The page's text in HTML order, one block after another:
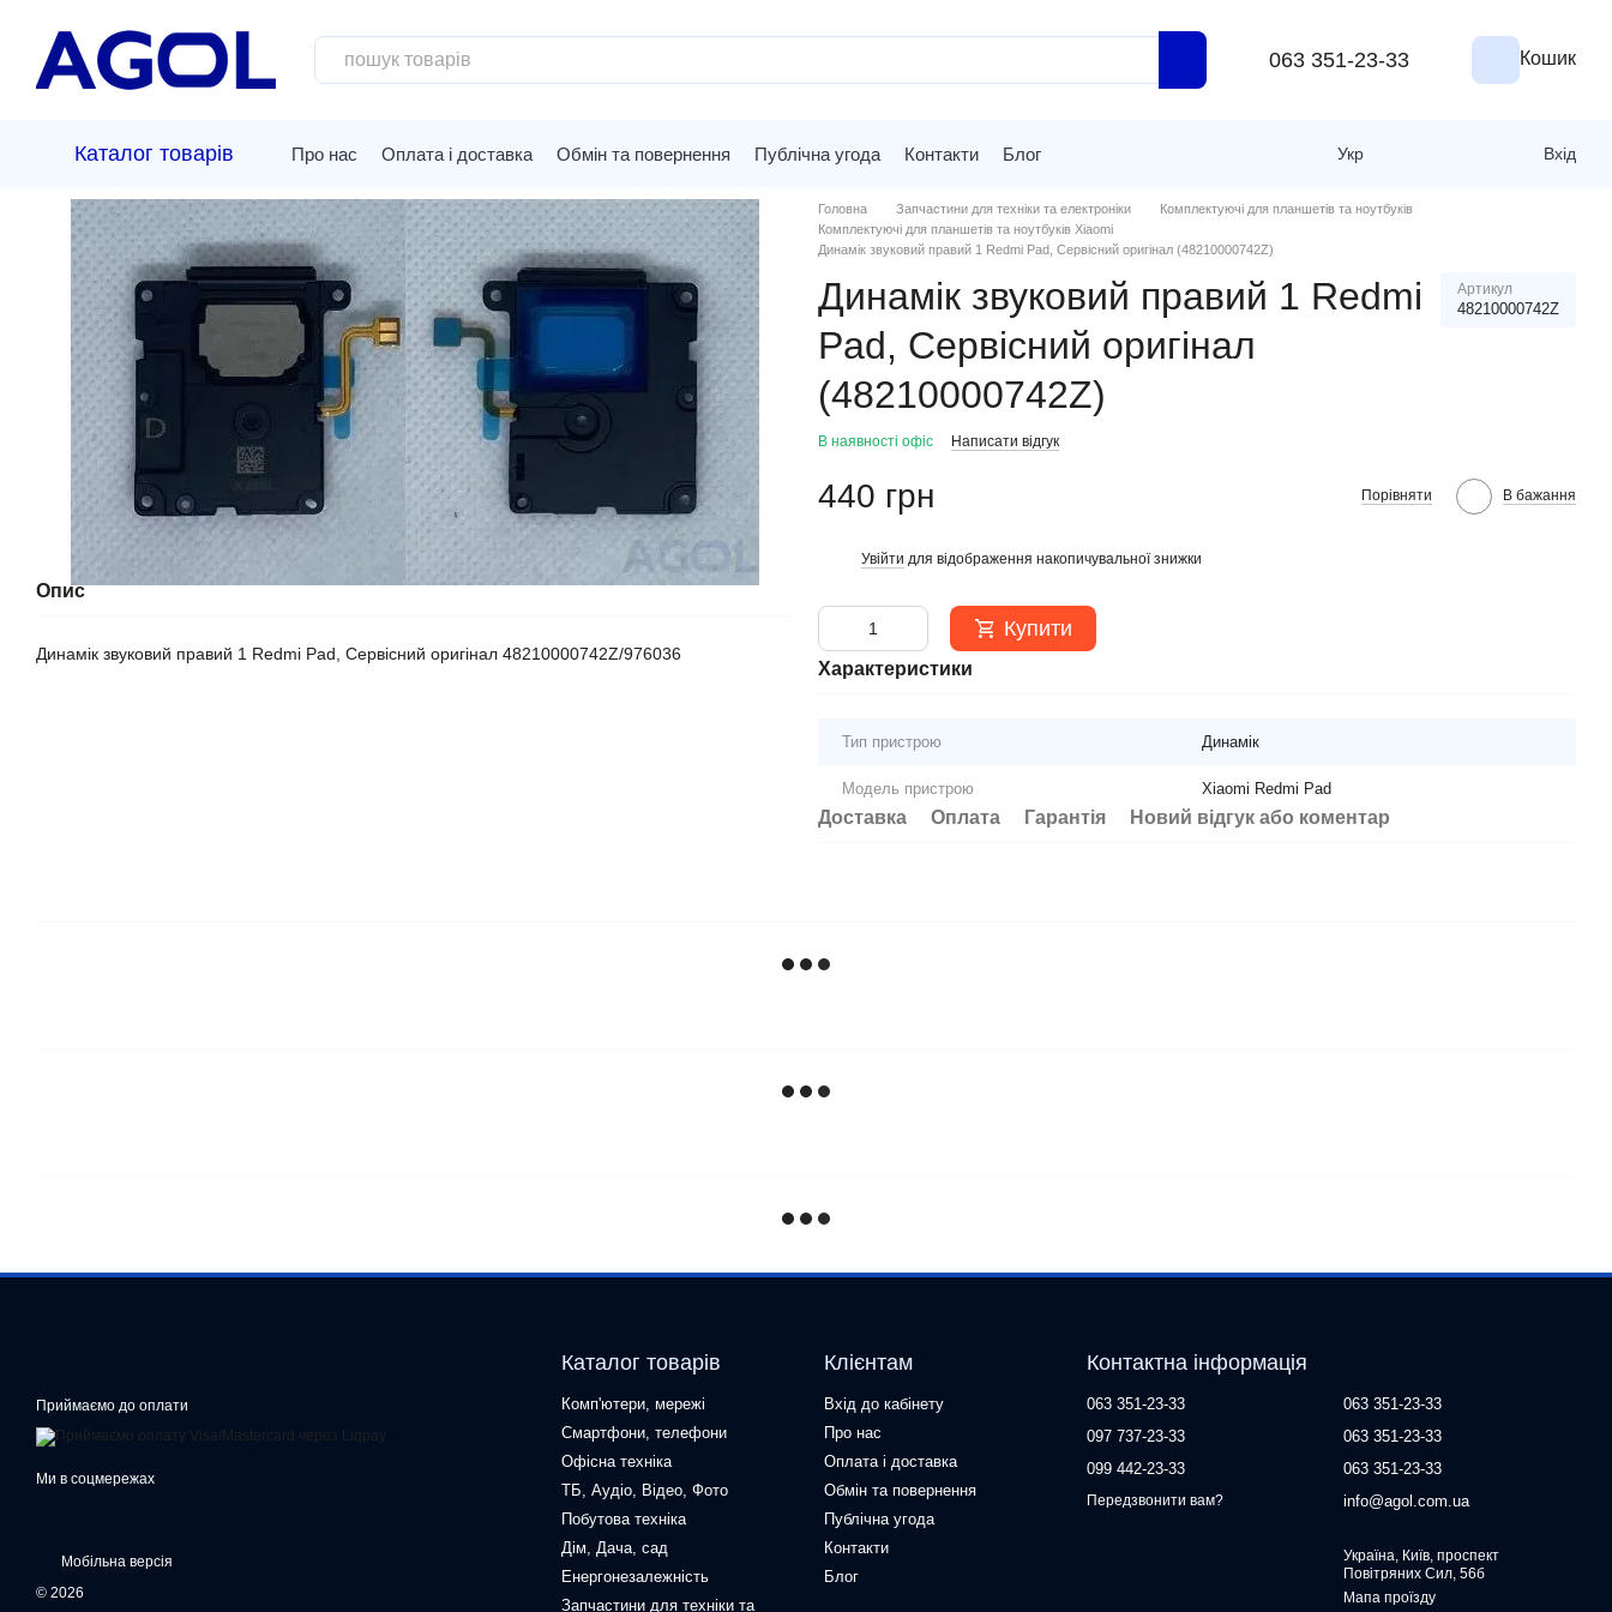
063 351-23-33 Кошик
Каталог товарів Про нас Оплата і доставка Обмін та повернення Публічна угода Контакти Блог Укр Вхід
Опис
Динамік звуковий правий 1 Redmi Pad, Сервісний оригінал 48210000742Z/976036
Головна Запчастини для техніки та електроніки
Комплектуючі для планшетів та ноутбуків
Комплектуючі для планшетів та ноутбуків Xiaomi
Динамік звуковий правий 1 Redmi Pad, Сервісний оригінал (48210000742Z)
Динамік звуковий правий 1 Redmi
Pad, Сервісний оригінал
(48210000742Z)
Артикул
48210000742Z
В наявності офіс Написати відгук
440 грн Порівняти В бажання
Увійти для відображення накопичувальної знижки
Купити
Характеристики
Тип пристрою Динамік
Модель пристрою Xiaomi Redmi Pad
Доставка Оплата Гарантія Новий відгук або коментар
Приймаємо до оплати
Ми в соцмережах
Мобільна версія
© 2026
Каталог товарів
Комп'ютери, мережі
Смартфони, телефони
Офісна техніка
ТБ, Аудіо, Відео, Фото
Побутова техніка
Дім, Дача, сад
Енергонезалежність
Запчастини для техніки та
Клієнтам
Вхід до кабінету
Про нас
Оплата і доставка
Обмін та повернення
Публічна угода
Контакти
Блог
Контактна інформація
063 351-23-33
097 737-23-33
099 442-23-33
Передзвонити вам?
063 351-23-33
063 351-23-33
063 351-23-33
info@agol.com.ua
Україна, Київ, проспект
Повітряних Сил, 56б
Мапа проїзду